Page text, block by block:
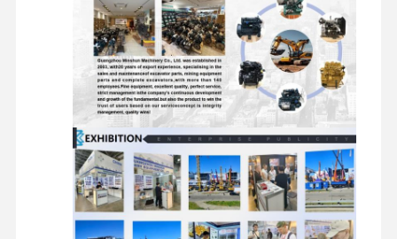
محرك الحفريات
طقم إعادة بناء المحرك
مضخة حقن
تجميع الشاحن التربيني
قطع غيار المحركات الأخرى
نظام التحكم الإلكتروني
المكونات الكهربائية للمحرك